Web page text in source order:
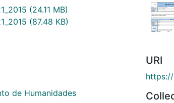
(24.11 MB)
(87.48 KB)
de Humanidades
URI